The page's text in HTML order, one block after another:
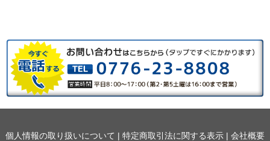
個人情報の取り扱いについて | 特定商取引法に関する表示 | 会社概要